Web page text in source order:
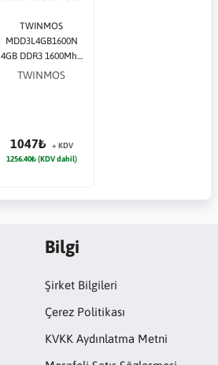
TWINMOS
MDD3L4GB1600N
4GB DDR3 1600Mhz
Notebook Bellek
TWINMOS
1047₺
+ KDV
1256.40₺ (KDV dahil)
Bilgi
Şirket Bilgileri
Çerez Politikası
KVKK Aydınlatma Metni